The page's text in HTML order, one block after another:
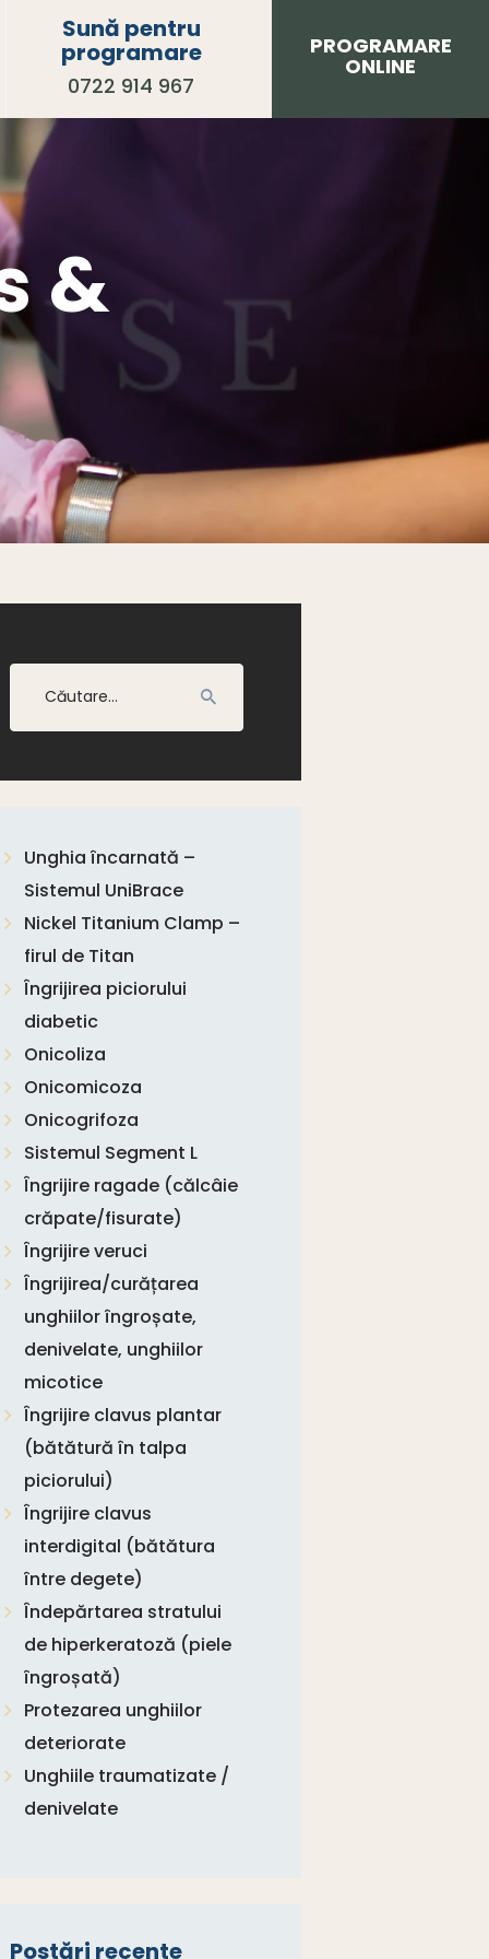
Sună pentru
programare
0722 914 967
PROGRAMARE
ONLINE
&
după:
Unghia încarnată –
Sistemul UniBrace
Nickel Titanium Clamp –
firul de Titan
Îngrijirea piciorului
diabetic
Onicoliza
Onicomicoza
Onicogrifoza
Sistemul Segment L
Îngrijire ragade (călcâie
crăpate/fisurate)
Îngrijire veruci
Îngrijirea/curățarea
unghiilor îngroșate,
denivelate, unghiilor
micotice
Îngrijire clavus plantar
(bătătură în talpa
piciorului)
Îngrijire clavus
interdigital (bătătura
între degete)
Îndepărtarea stratului
de hiperkeratoză (piele
îngroșată)
Protezarea unghiilor
deteriorate
Unghiile traumatizate /
denivelate
Postări recente